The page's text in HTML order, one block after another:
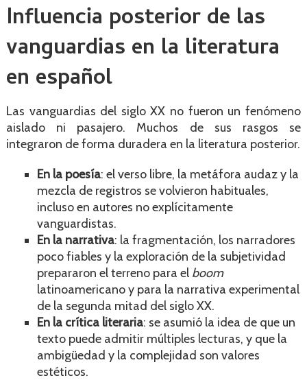
Influencia posterior de las
vanguardias en la literatura
en español
Las vanguardias del siglo XX no fueron un fenómeno
aislado ni pasajero. Muchos de sus rasgos se
integraron de forma duradera en la literatura posterior.
En la poesía: el verso libre, la metáfora audaz y la
mezcla de registros se volvieron habituales,
incluso en autores no explícitamente
vanguardistas.
En la narrativa: la fragmentación, los narradores
poco fiables y la exploración de la subjetividad
prepararon el terreno para el boom
latinoamericano y para la narrativa experimental
de la segunda mitad del siglo XX.
En la crítica literaria: se asumió la idea de que un
texto puede admitir múltiples lecturas, y que la
ambigüedad y la complejidad son valores
estéticos.